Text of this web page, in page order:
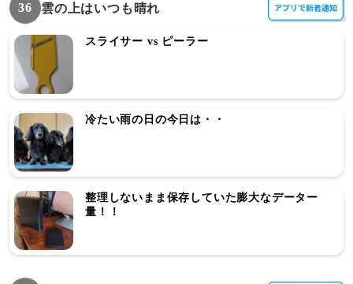
36 雲の上はいつも晴れ
スライサー vs ピーラー
冷たい雨の日の今日は・・
整理しないまま保存していた膨大なデーター
量！！